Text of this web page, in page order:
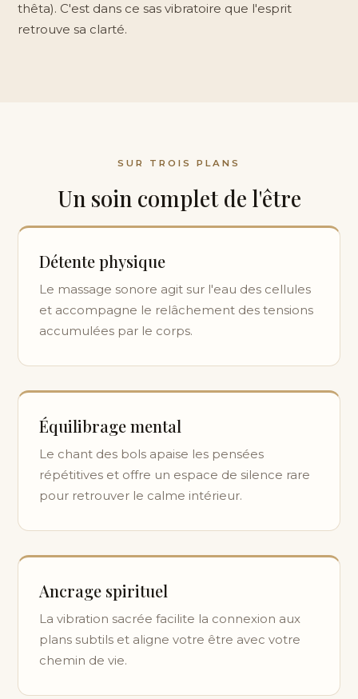
thêta). C'est dans ce sas vibratoire que l'esprit
retrouve sa clarté.
SUR TROIS PLANS
Un soin complet de l'être
Détente physique
Le massage sonore agit sur l'eau des cellules
et accompagne le relâchement des tensions
accumulées par le corps.
Équilibrage mental
Le chant des bols apaise les pensées
répétitives et offre un espace de silence rare
pour retrouver le calme intérieur.
Ancrage spirituel
La vibration sacrée facilite la connexion aux
plans subtils et aligne votre être avec votre
chemin de vie.